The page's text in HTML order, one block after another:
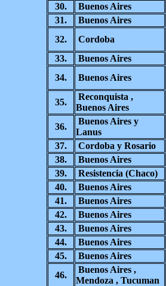
30.
Buenos Aires
31.
Buenos Aires
32.
Cordoba
33.
Buenos Aires
34.
Buenos Aires
35.
Reconquista ,
Buenos Aires
36.
Buenos Aires y
Lanus
37.
Cordoba y Rosario
38.
Buenos Aires
39.
Resistencia (Chaco)
40.
Buenos Aires
41.
Buenos Aires
42.
Buenos Aires
43.
Buenos Aires
44.
Buenos Aires
45.
Buenos Aires
46.
Buenos Aires ,
Mendoza , Tucuman